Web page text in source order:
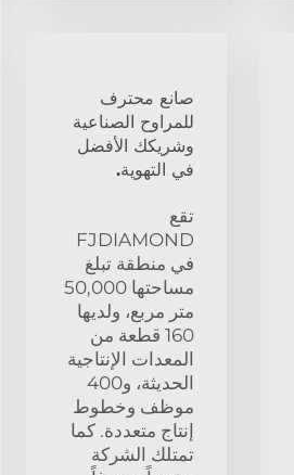
صانع محترف
للمراوح الصناعية
وشريكك الأفضل
في التهوية.
تقع
FJDIAMOND
في منطقة تبلغ
مساحتها 50,000
متر مربع، ولديها
160 قطعة من
المعدات الإنتاجية
الحديثة، و400
موظف وخطوط
إنتاج متعددة. كما
تمتلك الشركة